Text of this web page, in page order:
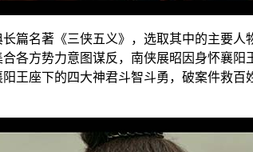
篇名著《三侠五义》，选取其中的主要
各方势力意图谋反，南侠展昭因身怀襄
王座下的四大神君斗智斗勇，破案件救